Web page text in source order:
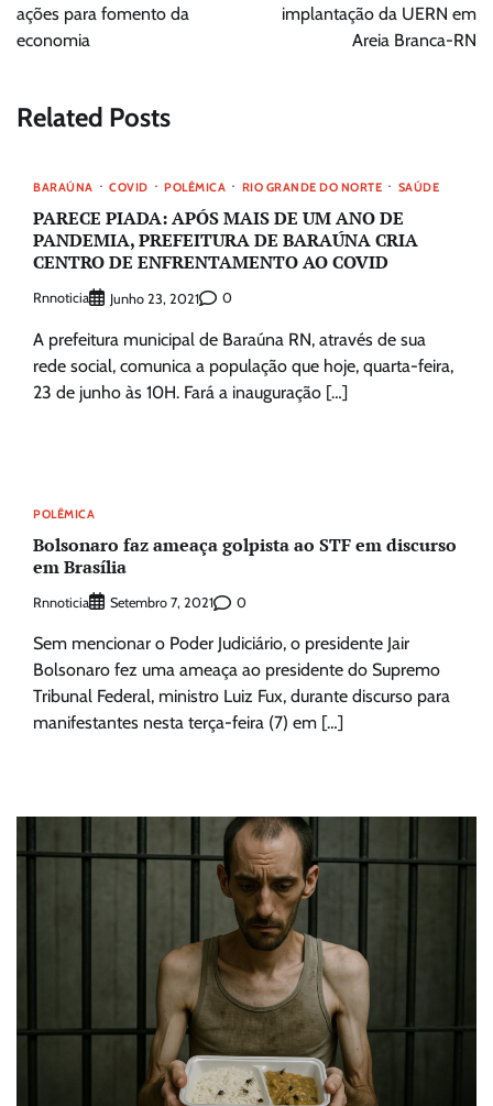
Post
ações para fomento da
economia
implantação da UERN em
Areia Branca-RN
Related Posts
BARAÚNA COVID POLÊMICA RIO GRANDE DO NORTE SAÚDE
PARECE PIADA: APÓS MAIS DE UM ANO DE
PANDEMIA, PREFEITURA DE BARAÚNA CRIA
CENTRO DE ENFRENTAMENTO AO COVID
Rnnoticia Junho 23, 2021 0
A prefeitura municipal de Baraúna RN, através de sua
rede social, comunica a população que hoje, quarta-feira,
23 de junho às 10H. Fará a inauguração […]
POLÊMICA
Bolsonaro faz ameaça golpista ao STF em discurso
em Brasília
Rnnoticia Setembro 7, 2021 0
Sem mencionar o Poder Judiciário, o presidente Jair
Bolsonaro fez uma ameaça ao presidente do Supremo
Tribunal Federal, ministro Luiz Fux, durante discurso para
manifestantes nesta terça-feira (7) em […]